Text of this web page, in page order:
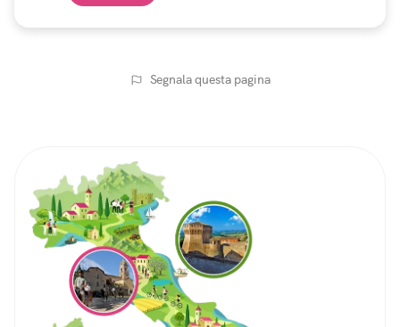
Segnala questa pagina